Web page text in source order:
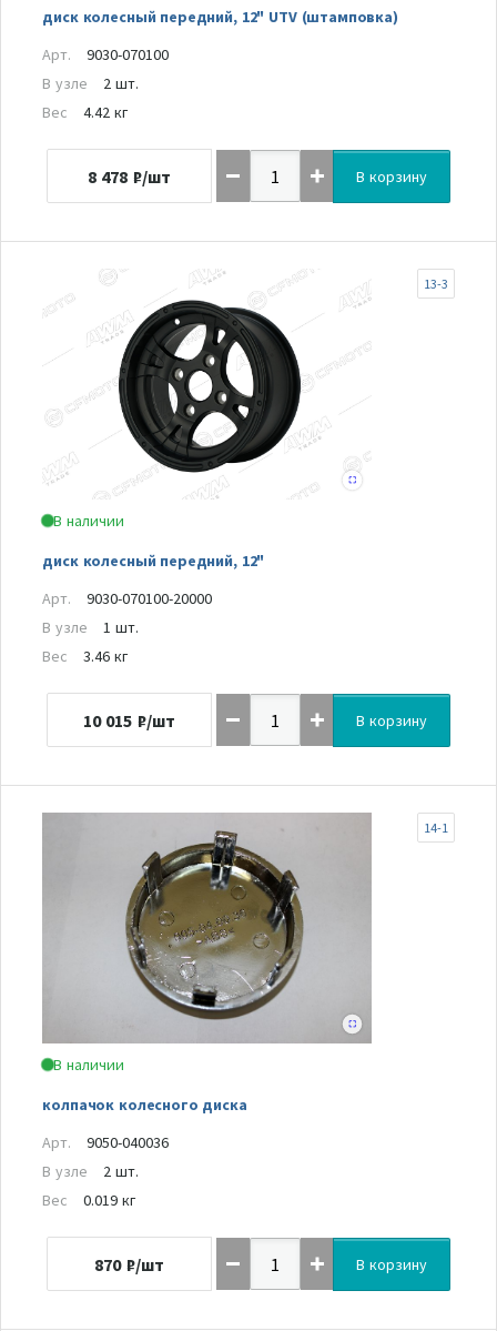
диск колесный передний, 12" UTV (штамповка)
Арт.
9030-070100
В узле
2 шт.
Вес
4.42 кг
8 478 ₽/шт В корзину
В наличии
диск колесный передний, 12"
13-3
Арт.
9030-070100-20000
В узле
1 шт.
Вес
3.46 кг
10 015 ₽/шт В корзину
В наличии
колпачок колесного диска
14-1
Арт.
9050-040036
В узле
2 шт.
Вес
0.019 кг
870 ₽/шт В корзину